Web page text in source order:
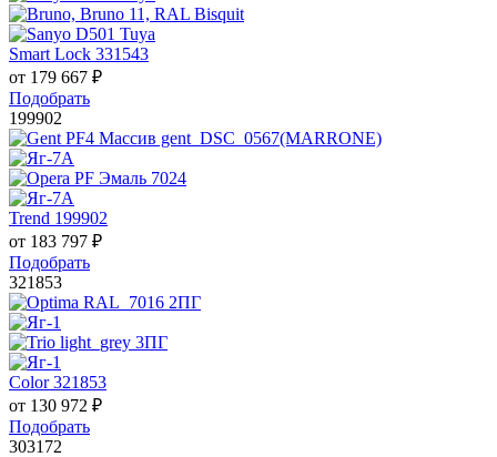
Smart Lock 331543
от 179 667 ₽
Подобрать
199902
Trend 199902
от 183 797 ₽
Подобрать
321853
Color 321853
от 130 972 ₽
Подобрать
303172